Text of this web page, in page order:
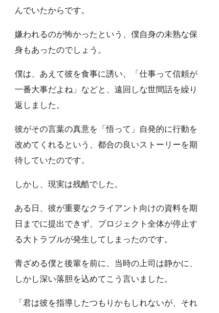
んでいたからです。
嫌われるのが怖かったという、僕自身の未熟な保
身もあったのでしょう。
僕は、あえて彼を食事に誘い、「仕事って信頼が
一番大事だよね」などと、遠回しな世間話を繰り
返しました。
彼がその言葉の真意を「悟って」自発的に行動を
改めてくれるという、都合の良いストーリーを期
待していたのです。
しかし、現実は残酷でした。
ある日、彼が重要なクライアント向けの資料を期
日までに提出できず、プロジェクト全体が停止す
る大トラブルが発生してしまったのです。
青ざめる僕と後輩を前に、当時の上司は静かに、
しかし深い落胆を込めてこう言いました。
「君は彼を指導したつもりかもしれないが、それ